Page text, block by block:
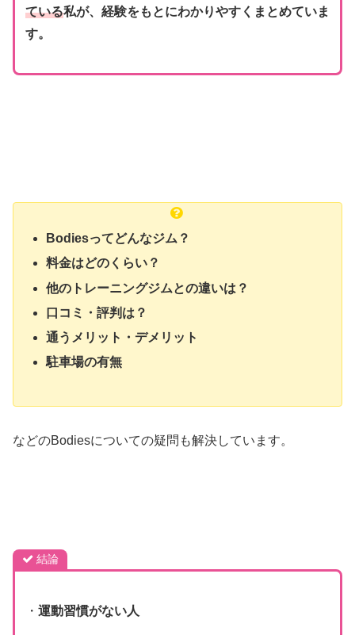
ている私が、経験をもとにわかりやすくまとめていま
す。
Bodiesってどんなジム？
料金はどのくらい？
他のトレーニングジムとの違いは？
口コミ・評判は？
通うメリット・デメリット
駐車場の有無
などのBodiesについての疑問も解決しています。
結論
・ 運動習慣がない人